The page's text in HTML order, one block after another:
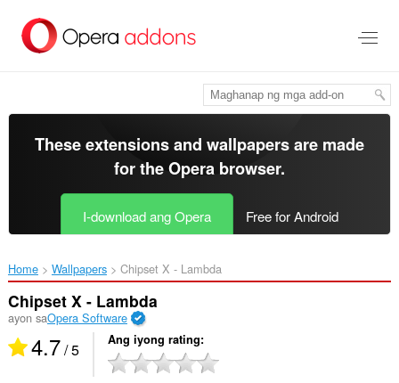
pangunahing
These extensions and wallpapers are made
for theOpera browser.
I-download ang Opera Free for Android
Home Wallpapers Chipset X - Lambda‎
Chipset X - Lambda
ayon saOpera Software
4.7/ 5 Ang iyong rating